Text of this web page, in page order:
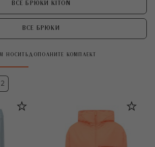
ВСЕ БРЮКИ KITON
ВСЕ БРЮКИ
НОСИТЬ ДОПОЛНИТЕ КОМПЛЕКТ